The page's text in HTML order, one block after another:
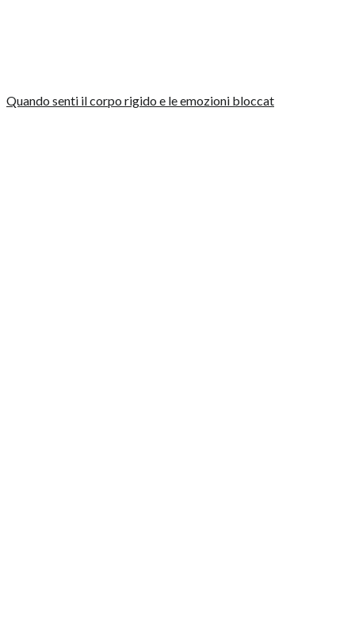
Quando senti il corpo rigido e le emozioni bloccat